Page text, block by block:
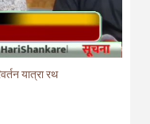
यात्रा रथ